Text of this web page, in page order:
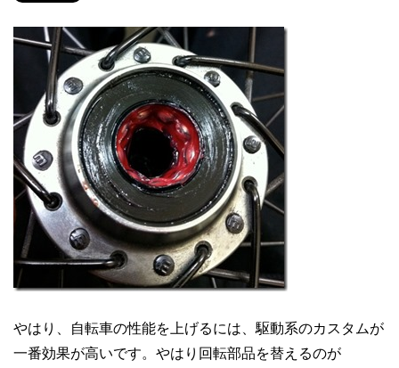
やはり、自転車の性能を上げるには、駆動系のカスタムが
一番効果が高いです。やはり回転部品を替えるのが